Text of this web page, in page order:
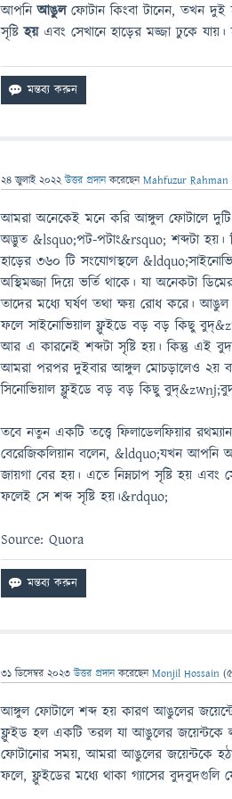
আপনিআঙুলফোটান কিংবা টানেন, তখন দুই
সৃষ্টিহয়এবং সেখানে হাড়ের মজ্জা ঢুকে
24 জুলাই 2022 উত্তর প্রদান করেছেনMahfuzur Rahman
আমরা অনেকেই মনে করি আঙ্গুল ফোটালে দুটি
অদ্ভুত &lsquo;পট-পটাং&rsquo; শব্দটা হয়।
হাড়ের ৩৬০ টি সংযোগস্থলে
অস্থিমজ্জা দিয়ে ভর্তি থাকে। যা অনেকটা
তাদের মধ্যে ঘর্ষণ তথা ক্ষয় রোধ করে।
ফলে সাইনোভিয়াল ফ্লুইডে বড় বড় কিছু
আর এ কারনেই শব্দটা সৃষ্টি হয়। কিন্তু এই
আমরা পরপর দুইবার আঙ্গুল মোচড়ালেও ২য়
সিনোভিয়াল ফ্লুইডে বড় বড় কিছু
তবে নতুন একটি তত্ত্বে ফিলাডেলফিয়ার
বেরেজিকলিয়ান বলেন, &ldquo;যখন আপনি
জায়গা বের হয়। এতে নিম্নচাপ সৃষ্টি হয়
ফলেই সে শব্দ সৃষ্টি হয়।&rdquo;
Source: Quora
31 ডিসেম্বর 2023 উত্তর প্রদান করেছেনMonjil Hossain (
আঙ্গুল ফোটালে শব্দ হয় কারণ আঙুলের
ফ্লুইড হল একটি তরল যা আঙুলের জয়েন্টকে
ফোটানোর সময়, আমরা আঙুলের জয়েন্টকে
ফলে, ফ্লুইডের মধ্যে থাকা গ্যাসের বুদবুদগুলি